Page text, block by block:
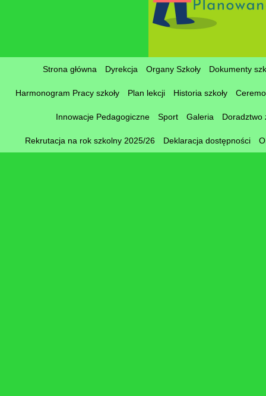
Strona główna Dyrekcja Organy Szkoły Dokumenty
Harmonogram Pracy szkoły Plan lekcji Historia szkoły
Innowacje Pedagogiczne Sport Galeria Doradztwo
Rekrutacja na rok szkolny 2025/26 Deklaracja dostępności